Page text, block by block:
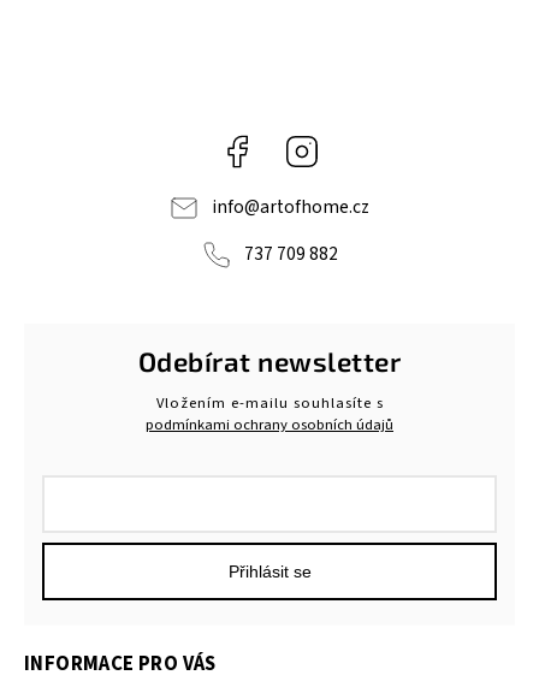
Facebook
info@artofhome.cz
737 709 882
Odebírat newsletter
Vložením e-mailu souhlasíte s
podmínkami ochrany osobních údajů
Přihlásit se
INFORMACE PRO VÁS